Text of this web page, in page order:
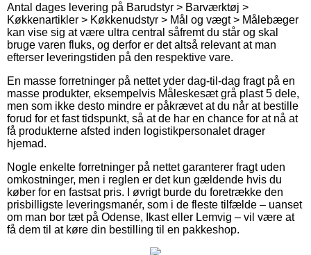
Antal dages levering på Barudstyr > Barværktøj >
Køkkenartikler > Køkkenudstyr > Mål og vægt > Målebæger
kan vise sig at være ultra central såfremt du står og skal
bruge varen fluks, og derfor er det altså relevant at man
efterser leveringstiden på den respektive vare.
En masse forretninger på nettet yder dag-til-dag fragt på en
masse produkter, eksempelvis Måleskesæt grå plast 5 dele,
men som ikke desto mindre er påkrævet at du når at bestille
forud for et fast tidspunkt, så at de har en chance for at nå at
få produkterne afsted inden logistikpersonalet drager
hjemad.
Nogle enkelte forretninger på nettet garanterer fragt uden
omkostninger, men i reglen er det kun gældende hvis du
køber for en fastsat pris. I øvrigt burde du foretrække den
prisbilligste leveringsmanér, som i de fleste tilfælde – uanset
om man bor tæt på Odense, Ikast eller Lemvig – vil være at
få dem til at køre din bestilling til en pakkeshop.